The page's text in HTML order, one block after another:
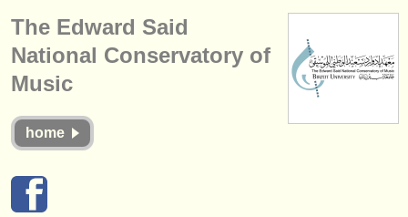
corsi
concorsi/
strumenti in vendita
The Edward Said
National Conservatory of
Music
home